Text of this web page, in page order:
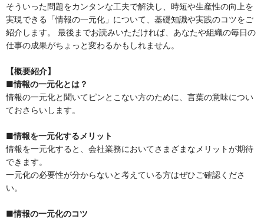
そういった問題をカンタンな⼯夫で解決し、時短や⽣産性の向上を
実現できる「情報の⼀元化」について、基礎知識や実践のコツをご
紹介します。 最後までお読みいただければ、あなたや組織の毎⽇の
仕事の成果がちょっと変わるかもしれません。
【概要紹介】
■情報の⼀元化とは？
情報の一元化と聞いてピンとこない方のために、言葉の意味につい
ておさらいします。
■情報を⼀元化するメリット
情報を一元化すると、会社業務においてさまざまなメリットが期待
できます。
一元化の必要性が分からないと考えている方はぜひご確認くださ
い。
■情報の⼀元化のコツ